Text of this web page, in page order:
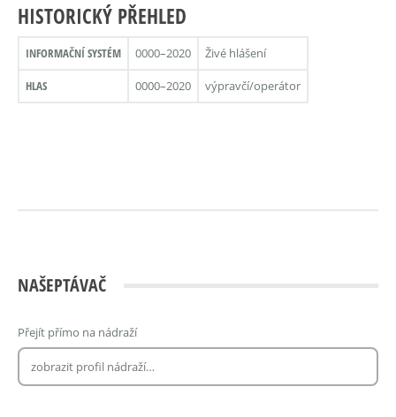
HISTORICKÝ PŘEHLED
INFORMAČNÍ SYSTÉM 0000–2020 Živé hlášení
HLAS 0000–2020 výpravčí/operátor
NAŠEPTÁVAČ
Přejít přímo na nádraží